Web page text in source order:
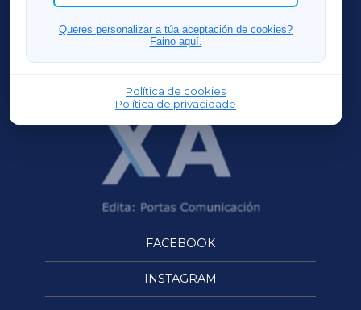
Queres personalizar a túa aceptación de cookies?
Faino aquí.
Política de cookies
Política de privacidade
FERROLXA
OURENSEXA
FACEBOOK
INSTAGRAM